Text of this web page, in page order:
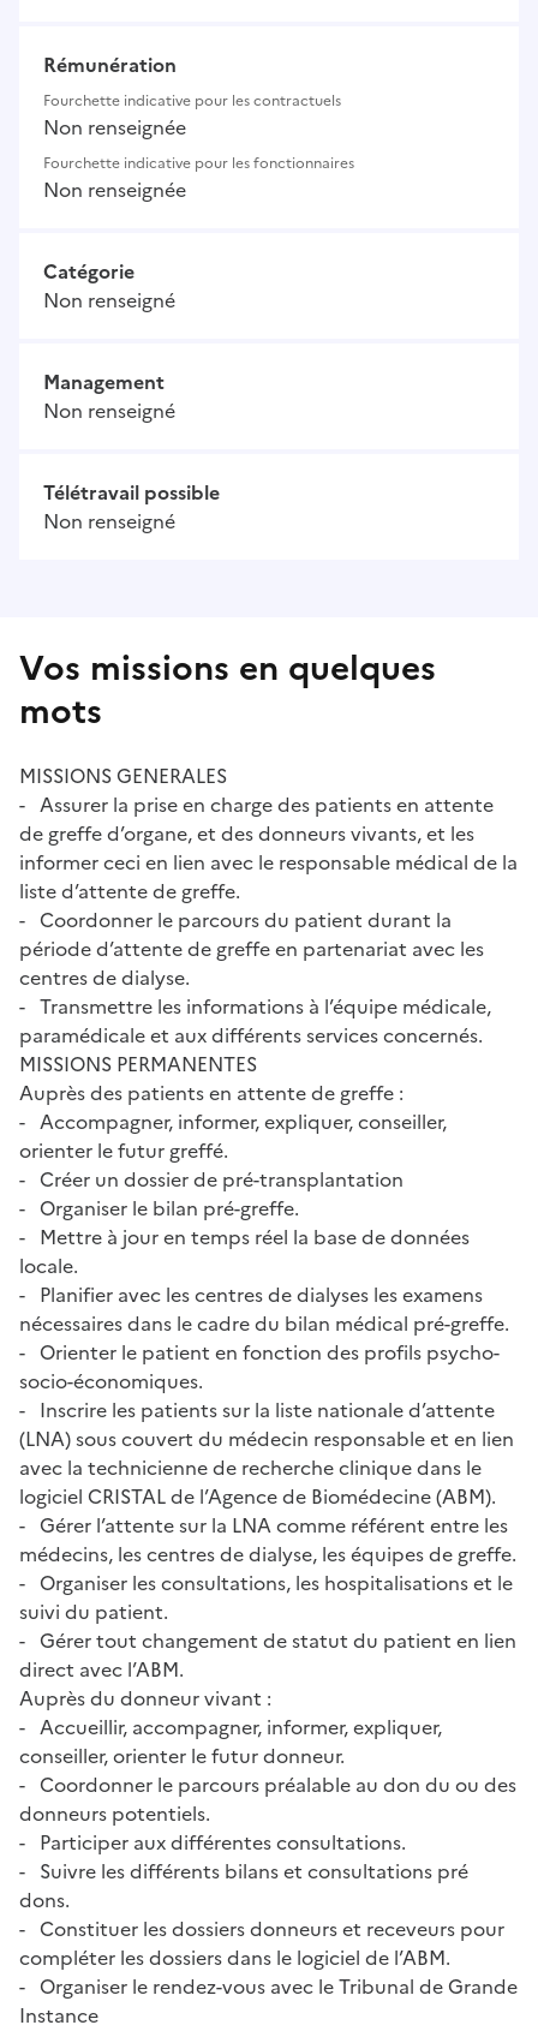
Rémunération
Fourchette indicative pour les contractuels
Non renseignée
Fourchette indicative pour les fonctionnaires
Non renseignée
Catégorie
Non renseigné
Management
Non renseigné
Télétravail possible
Non renseigné
Vos missions en quelques
mots
MISSIONS GENERALES
- Assurer la prise en charge des patients en attente
de greffe d’organe, et des donneurs vivants, et les
informer ceci en lien avec le responsable médical de la
liste d’attente de greffe.
- Coordonner le parcours du patient durant la
période d’attente de greffe en partenariat avec les
centres de dialyse.
- Transmettre les informations à l’équipe médicale,
paramédicale et aux différents services concernés.
MISSIONS PERMANENTES
Auprès des patients en attente de greffe :
- Accompagner, informer, expliquer, conseiller,
orienter le futur greffé.
- Créer un dossier de pré-transplantation
- Organiser le bilan pré-greffe.
- Mettre à jour en temps réel la base de données
locale.
- Planifier avec les centres de dialyses les examens
nécessaires dans le cadre du bilan médical pré-greffe.
- Orienter le patient en fonction des profils psycho-
socio-économiques.
- Inscrire les patients sur la liste nationale d’attente
(LNA) sous couvert du médecin responsable et en lien
avec la technicienne de recherche clinique dans le
logiciel CRISTAL de l’Agence de Biomédecine (ABM).
- Gérer l’attente sur la LNA comme référent entre les
médecins, les centres de dialyse, les équipes de greffe.
- Organiser les consultations, les hospitalisations et le
suivi du patient.
- Gérer tout changement de statut du patient en lien
direct avec l’ABM.
Auprès du donneur vivant :
- Accueillir, accompagner, informer, expliquer,
conseiller, orienter le futur donneur.
- Coordonner le parcours préalable au don du ou des
donneurs potentiels.
- Participer aux différentes consultations.
- Suivre les différents bilans et consultations pré
dons.
- Constituer les dossiers donneurs et receveurs pour
compléter les dossiers dans le logiciel de l’ABM.
- Organiser le rendez-vous avec le Tribunal de Grande
Instance